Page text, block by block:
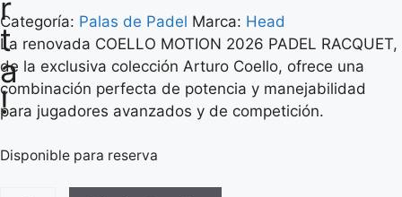
r
t
a
!
Categoría: Palas de Padel Marca: Head
La renovada COELLO MOTION 2026 PADEL RACQUET,
de la exclusiva colección Arturo Coello, ofrece una
combinación perfecta de potencia y manejabilidad
para jugadores avanzados y de competición.
Disponible para reserva